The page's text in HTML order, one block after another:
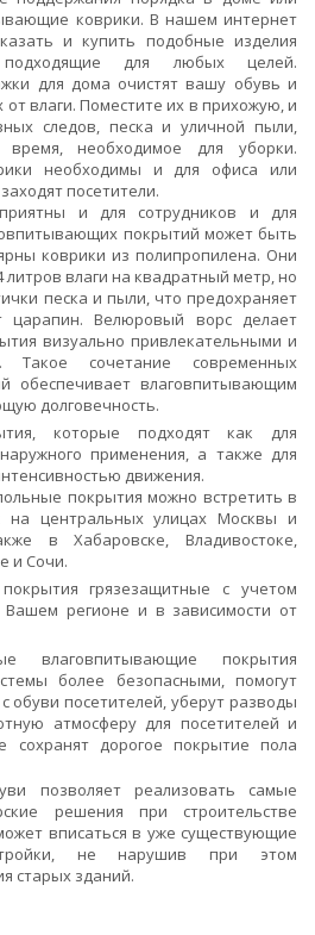
коврики. В нашем интернет
и купить подобные изделия
подходящие для любых целей.
для дома очистят вашу обувь и
влаги. Поместите их в прихожую, и
следов, песка и уличной пыли,
время, необходимое для уборки.
необходимы и для офиса или
посетители.
и для сотрудников и для
покрытий может быть
коврики из полипропилена. Они
влаги на квадратный метр, но
песка и пыли, что предохраняет
царапин. Велюровый ворс делает
визуально привлекательными и
сочетание современных
обеспечивает влаговпитывающим
долговечность.
которые подходят как для
применения, а также для
движения.
покрытия можно встретить в
на центральных улицах Москвы и
в Хабаровске, Владивостоке,
и Сочи.
грязезащитные с учетом
Вашем регионе и в зависимости от
влаговпитывающие покрытия
более безопасными, помогут
обуви посетителей, уберут разводы
атмосферу для посетителей и
сохранят дорогое покрытие пола
позволяет реализовать самые
решения при строительстве
вписаться в уже существующие
не нарушив при этом
старых зданий.